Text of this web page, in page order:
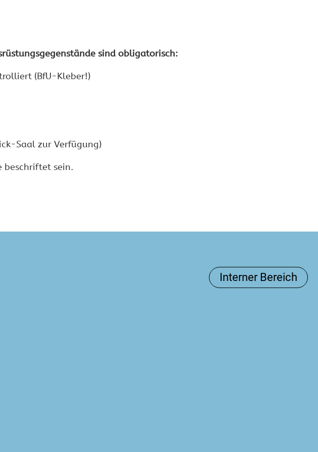
sind obligatorisch:
(BfU-Kleber!)
Saal zur Verfügung)
beschriftet sein.
Interner Bereich